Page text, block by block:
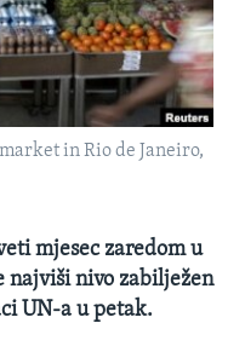
in Rio de Janeiro,
mjesec zaredom u
najviši nivo zabilježen
UN-a u petak.